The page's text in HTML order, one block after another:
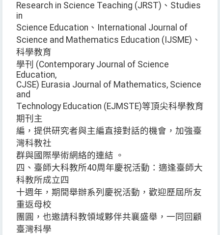
Research in Science Teaching (JRST)、Studies
in
Science Education、International Journal of
Science and Mathematics Education (IJSME)、
科學教育
學刊 (Contemporary Journal of Science
Education,
CJSE) Eurasia Journal of Mathematics, Science
and
Technology Education (EJMSTE)等頂尖科學教育
期刊主
編，提供研究者與主編直接對話的機會，加強臺
灣科教社
群與國際學術網絡的連結 。
四、臺師大科教所40周年慶祝活動：適逢臺師大
科教所成立四
十週年，期間舉辦系列慶祝活動，歡迎歷屆所友
重返母校
團圓，也邀請科教領域夥伴共襄盛舉，一同回顧
臺灣科學